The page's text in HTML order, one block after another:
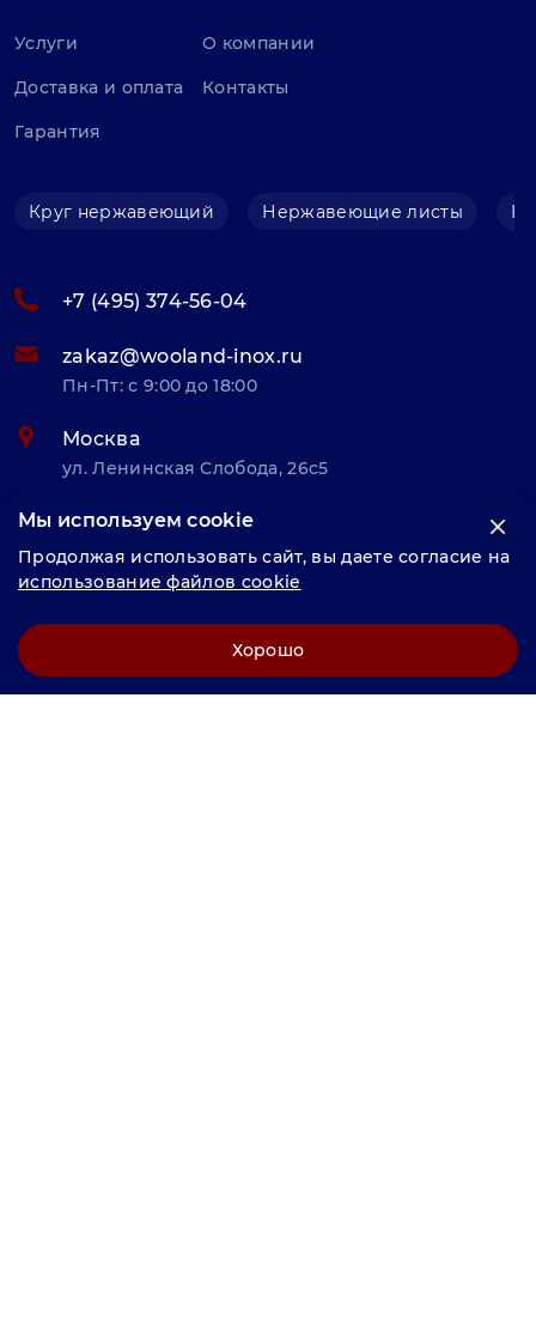
Услуги
Доставка и оплата
Гарантия
О компании
Контакты
Круг нержавеющий Нержавеющие листы
+7 (495) 374-56-04
zakaz@wooland-inox.ru
Пн-Пт: с 9:00 до 18:00
Москва
ул. Ленинская Слобода, 26с5
© «Велунд нержавейка» 2025, Разработка и комплексное
продвижение " LCAgency"
Мы используем cookie
Продолжая использовать сайт, вы даете согласие на
использование файлов cookie
Хорошо